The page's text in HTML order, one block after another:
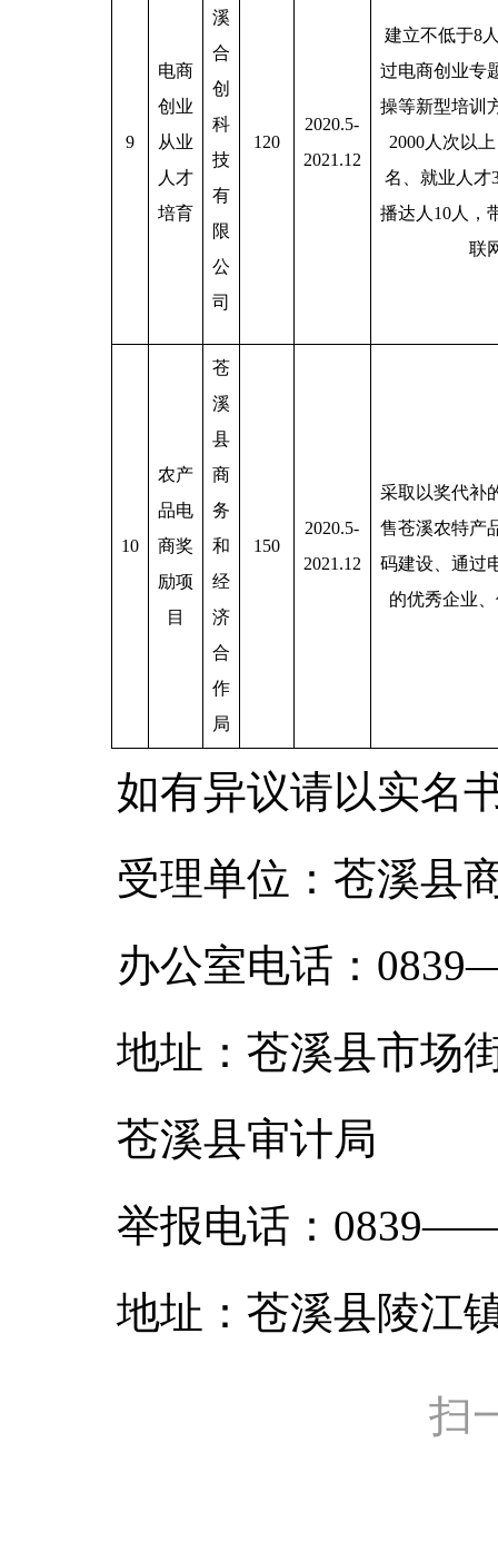
9
电商
创业
从业
人才
培育
溪
合
创
科
技
有
限
公
司
120
2020.5-
2021.12
建立不低于8
过电商创业专
操等新型培训
2000人次以
名、就业人才
播达人10人，
联
10
农产
品电
商奖
励项
目
苍
溪
县
商
务
和
经
济
合
作
局
150
2020.5-
2021.12
采取以奖代补
售苍溪农特产
码建设、通过
的优秀企业
如有异议请以实名
受理单位：苍溪县
办公室电话：
地址：苍溪县市
苍溪县审计局
举报电话：
地址：苍溪县陵
扫